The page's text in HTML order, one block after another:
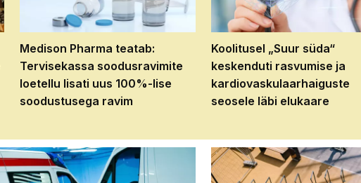
Medison Pharma teatab:
Tervisekassa soodusravimite
loetellu lisati uus 100%-lise
soodustusega ravim
Koolitusel „Suur süda“
keskenduti rasvumise ja
kardiovaskulaarhaiguste
seosele läbi elukaare